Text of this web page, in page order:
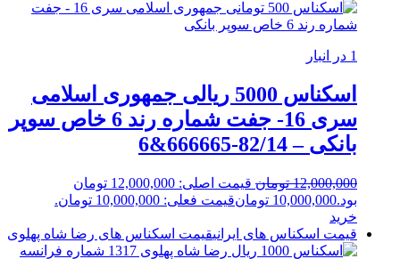
1 در انبار
اسکناس 5000 ریالی جمهوری اسلامی
سری 16- جفت شماره رند 6 خاص سوپر
بانکی – 82/14-666665&6
12,000,000 تومان
قیمت اصلی: 12,000,000 تومان
بود.10,000,000 تومانقیمت فعلی: 10,000,000 تومان.
خرید
قیمت اسکناس های ایرانیقیمت اسکناس های رضا شاه پهلوی